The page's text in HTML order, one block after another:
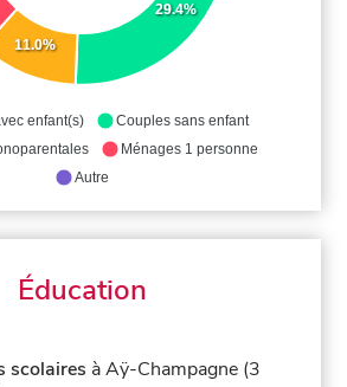
29.4%
11.0%
enfant(s)
Couples sans enfant
Ménages 1 personne
Autre
Éducation
scolaires à Aÿ-Champagne (3